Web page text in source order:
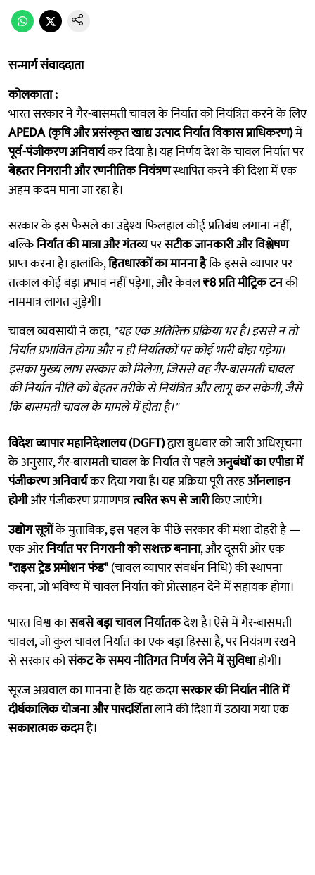
सन्मार्ग संवाददाता
कोलकाता :
भारत सरकार ने गैर-बासमती चावल के निर्यात को नियंत्रित करने के लिए
APEDA (कृषि और प्रसंस्कृत खाद्य उत्पाद निर्यात विकास प्राधिकरण)में
पूर्व-पंजीकरण अनिवार्यकर दिया है। यह निर्णय देश के चावल निर्यात पर
बेहतर निगरानी और रणनीतिक नियंत्रणस्थापित करने की दिशा में एक
अहम कदम माना जा रहा है।
सरकार के इस फैसले का उद्देश्य फिलहाल कोई प्रतिबंध लगाना नहीं,
बल्किनिर्यात की मात्रा और गंतव्यपरसटीक जानकारी और विश्लेषण
प्राप्त करना है। हालांकि,हितधारकों का मानना हैकि इससे व्यापार पर
तत्काल कोई बड़ा प्रभाव नहीं पड़ेगा, और केवल₹8 प्रति मीट्रिक टनकी
नाममात्र लागत जुड़ेगी।
चावल व्यवसायी ने कहा, "यह एक अतिरिक्त प्रक्रिया भर है। इससे न तो
निर्यात प्रभावित होगा और न ही निर्यातकों पर कोई भारी बोझ पड़ेगा।
इसका मुख्य लाभ सरकार को मिलेगा, जिससे वह गैर-बासमती चावल
की निर्यात नीति को बेहतर तरीके से नियंत्रित और लागू कर सकेगी, जैसे
कि बासमती चावल के मामले में होता है।"
विदेश व्यापार महानिदेशालय (DGFT)द्वारा बुधवार को जारी अधिसूचना
के अनुसार, गैर-बासमती चावल के निर्यात से पहलेअनुबंधों का एपीडा में
पंजीकरण अनिवार्यकर दिया गया है। यह प्रक्रिया पूरी तरहऑनलाइन
होगीऔर पंजीकरण प्रमाणपत्रत्वरित रूप से जारीकिए जाएंगे।
उद्योग सूत्रोंके मुताबिक, इस पहल के पीछे सरकार की मंशा दोहरी है —
एक ओरनिर्यात पर निगरानी को सशक्त बनाना, और दूसरी ओर एक
"राइस ट्रेड प्रमोशन फंड"(चावल व्यापार संवर्धन निधि) की स्थापना
करना, जो भविष्य में चावल निर्यात को प्रोत्साहन देने में सहायक होगा।
भारत विश्व कासबसे बड़ा चावल निर्यातकदेश है। ऐसे में गैर-बासमती
चावल, जो कुल चावल निर्यात का एक बड़ा हिस्सा है, पर नियंत्रण रखने
से सरकार कोसंकट के समय नीतिगत निर्णय लेने में सुविधाहोगी।
सूरज अग्रवाल का मानना है कि यह कदमसरकार की निर्यात नीति में
दीर्घकालिक योजना और पारदर्शितालाने की दिशा में उठाया गया एक
सकारात्मक कदमहै।